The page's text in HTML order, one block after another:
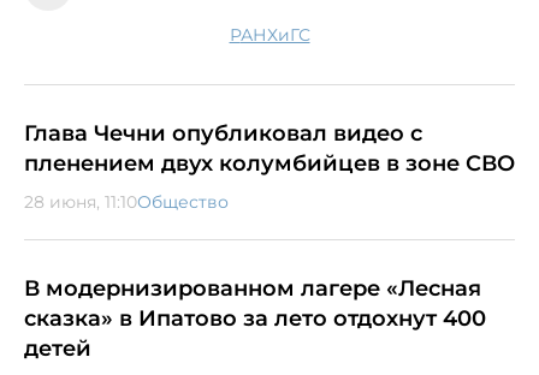
РАНХиГС
Глава Чечни опубликовал видео с
пленением двух колумбийцев в зоне СВО
28 июня, 11:10Общество
В модернизированном лагере «Лесная
сказка» в Ипатово за лето отдохнут 400
детей